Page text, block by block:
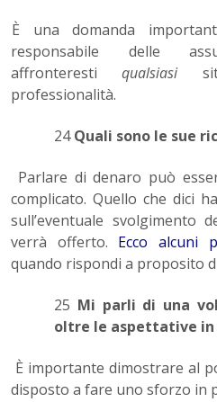
È una domanda
responsabile delle
affronterestiqualsiasi
professionalità.
24Quali sono le sue
Parlare di denaro può
complicato. Quello che dici
sull’eventuale
verrà offerto. Ecco alcuni
quando rispondi a proposito
25 Mi parli di una
oltre le aspettative
È importante dimostrare al
disposto a fare uno sforzo in